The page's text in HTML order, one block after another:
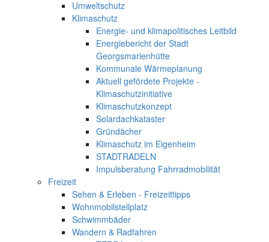
Umweltschutz
Klimaschutz
Energie- und klimapolitisches Leitbild
Energiebericht der Stadt
Georgsmarienhütte
Kommunale Wärmeplanung
Aktuell gefördete Projekte -
Klimaschutzinitiative
Klimaschutzkonzept
Solardachkataster
Gründächer
Klimaschutz im Eigenheim
STADTRADELN
Impulsberatung Fahrradmobilität
Freizeit
Sehen & Erleben - Freizeittipps
Wohnmobilstellplatz
Schwimmbäder
Wandern & Radfahren